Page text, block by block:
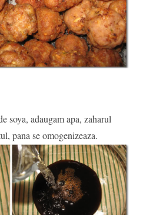
soya, adaugam apa, zaharul
pana se omogenizeaza.